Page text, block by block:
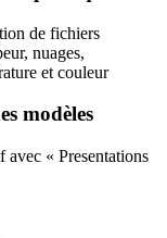
de fichiers
nuages,
et couleur
modèles
« Presentations